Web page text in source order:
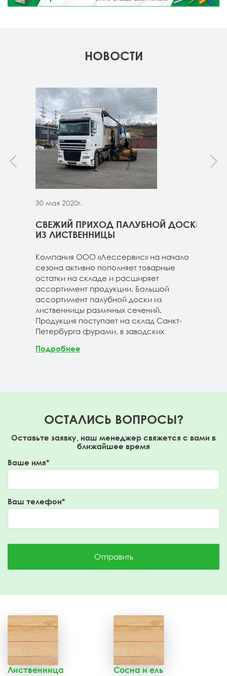
НОВОСТИ
30 мая 2020г.
СВЕЖИЙ ПРИХОД ПАЛУБНОЙ ДОСКИ
ИЗ ЛИСТВЕННИЦЫ
Компания ООО «Лессервис» на начало
сезона активно пополняет товарные
остатки на складе и расширяет
ассортимент продукции. Большой
ассортимент палубной доски из
лиственницы различных сечений.
Продукция поступает на склад Санкт-
Петербурга фурами, в заводских
Подробнее
ОСТАЛИСЬ ВОПРОСЫ?
Оставьте заявку, наш менеджер свяжется с вами в
ближайшее время
Ваше имя*
Ваш телефон*
Отправить
Лиственница Сосна и ель